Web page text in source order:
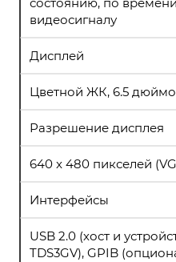
видеосигналу
Дисплей
Цветной ЖК, 6.5
Разрешение дисплея
640 x 480 пикселей
Интерфейсы
USB 2.0 (хост и
TDS3GV), GPIB